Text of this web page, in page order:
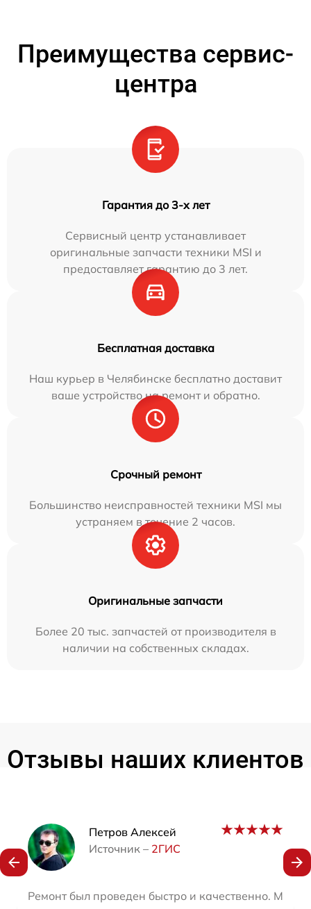
Преимущества сервис-
центра
Гарантия до 3-х лет
Сервисный центр устанавливает
оригинальные запчасти техники MSI и
предоставляет гарантию до 3 лет.
Бесплатная доставка
Наш курьер в Челябинске бесплатно доставит
ваше устройство на ремонт и обратно.
Срочный ремонт
Большинство неисправностей техники MSI мы
устраняем в течение 2 часов.
Оригинальные запчасти
Более 20 тыс. запчастей от производителя в
наличии на собственных складах.
Отзывы наших клиентов
Петров Алексей
Источник – 2ГИС
Ремонт был проведен быстро и качественно. Мой
Наши мастера